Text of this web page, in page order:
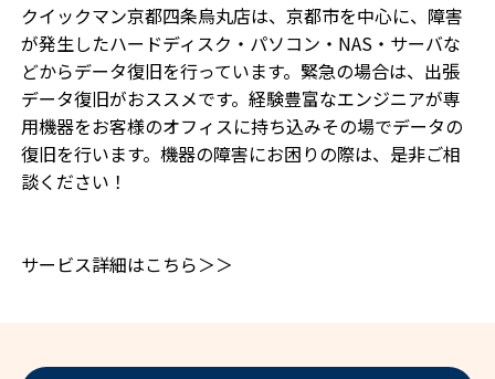
クイックマン京都四条烏丸店は、京都市を中心に、障害
が発生したハードディスク・パソコン・NAS・サーバな
どからデータ復旧を行っています。緊急の場合は、出張
データ復旧がおススメです。経験豊富なエンジニアが専
用機器をお客様のオフィスに持ち込みその場でデータの
復旧を行います。機器の障害にお困りの際は、是非ご相
談ください！
サービス詳細はこちら＞＞